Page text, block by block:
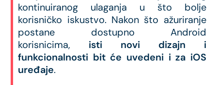
kontinuiranog ulaganja u što bolje
korisničko iskustvo. Nakon što ažuriranje
postane dostupno Android
korisnicima, isti novi dizajn i
funkcionalnosti bit će uvedeni i za iOS
uređaje.